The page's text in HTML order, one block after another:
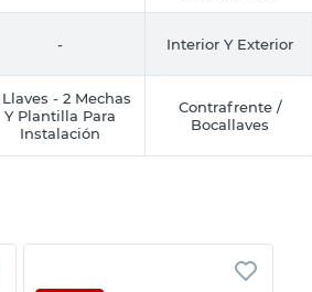
- Interior Y Exterior
Llaves - 2 Mechas
Y Plantilla Para
Instalación
Contrafrente /
Bocallaves